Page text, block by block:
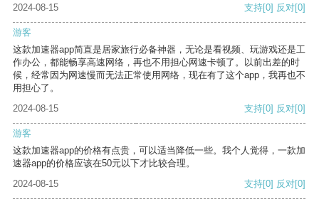
2024-08-15 支持[0] 反对[0]
游客
这款加速器app简直是居家旅行必备神器，无论是看视频、玩游戏还是工
作办公，都能畅享高速网络，再也不用担心网速卡顿了。以前出差的时
候，经常因为网速慢而无法正常使用网络，现在有了这个app，我再也不
用担心了。
2024-08-15
支持[0] 反对[0]
游客
这款加速器app的价格有点贵，可以适当降低一些。我个人觉得，一款加
速器app的价格应该在50元以下才比较合理。
2024-08-15
支持[0] 反对[0]